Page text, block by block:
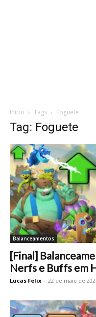
Início Tags Foguete
Tag: Foguete
Balanceamentos
[Final]
Nerfs e Buffs em
Lucas Felix - 22 de maio de